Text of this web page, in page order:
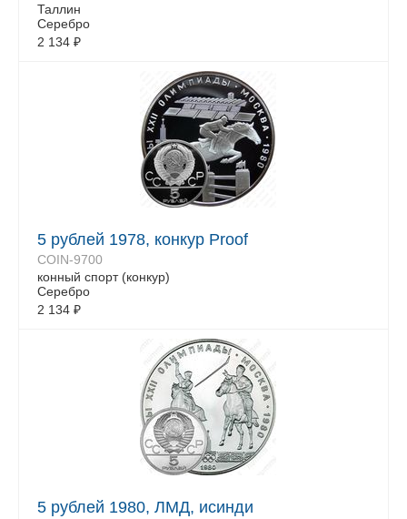
Таллин
Серебро
2 134 ₽
5 рублей 1978, конкур Proof
COIN-9700
конный спорт (конкур)
Серебро
2 134 ₽
5 рублей 1980, ЛМД, исинди